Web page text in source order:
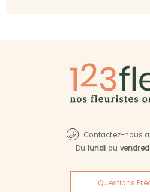
Contactez-nous
Du lundi au
Questions